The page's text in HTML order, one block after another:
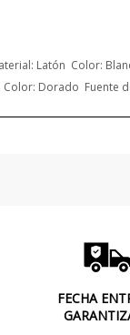
Latón Color:
Dorado Fuente
FECHA